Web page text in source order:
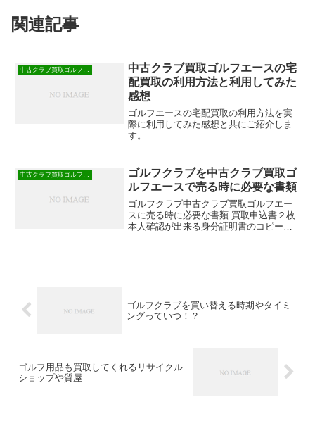
関連記事
中古クラブ買取ゴルフエースの宅
配買取の利用方法と利用してみた
感想
ゴルフエースの宅配買取の利用方法を実
際に利用してみた感想と共にご紹介しま
す。
中古クラブ買取ゴルフエース
ゴルフクラブを中古クラブ買取ゴ
ルフエースで売る時に必要な書類
ゴルフクラブ中古クラブ買取ゴルフエー
スに売る時に必要な書類 買取申込書２枚
本人確認が出来る身分証明書のコピーが
ゴルフクラブを買い替える時期やタイミ
ングっていつ！？
ゴルフ用品も買取してくれるリサイクル
ショップや質屋